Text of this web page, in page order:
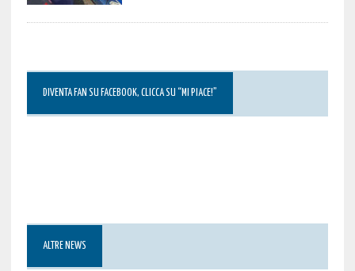
DIVENTA FAN SU FACEBOOK, CLICCA SU “MI PIACE!”
ALTRE NEWS